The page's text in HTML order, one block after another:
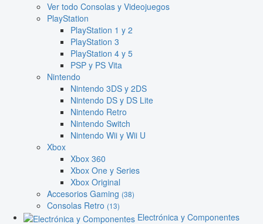
Ver todo Consolas y Videojuegos
PlayStation
PlayStation 1 y 2
PlayStation 3
PlayStation 4 y 5
PSP y PS Vita
Nintendo
Nintendo 3DS y 2DS
Nintendo DS y DS Lite
Nintendo Retro
Nintendo Switch
Nintendo Wii y Wii U
Xbox
Xbox 360
Xbox One y Series
Xbox Original
Accesorios Gaming (38)
Consolas Retro (13)
Electrónica y Componentes